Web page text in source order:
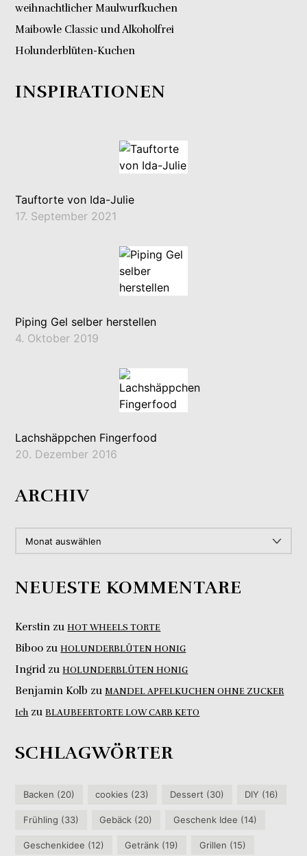
weihnachtlicher Maulwurfkuchen
Maibowle Classic und Alkoholfrei
Holunderblüten-Kuchen
INSPIRATIONEN
Tauftorte von Ida-Julie
17. September 2021
Piping Gel selber herstellen
4. Oktober 2019
Lachshäppchen Fingerfood
20. Dezember 2016
ARCHIV
NEUESTE KOMMENTARE
Kerstin zuHOT WHEELS TORTE
Biboo zuHOLUNDERBLÜTEN HONIG
IngridzuHOLUNDERBLÜTEN HONIG
Benjamin Kolb zuMANDEL APFELKUCHEN OHNE ZUCKER
Ich zuBLAUBEERTORTE LOW CARB KETO
SCHLAGWÖRTER
Backen (20) cookies (23) Dessert (30) DIY (16)
Frühling (33) Gebäck (20) Geschenk Idee (14)
Geschenkidee (12) Getränk (19) Grillen (15)